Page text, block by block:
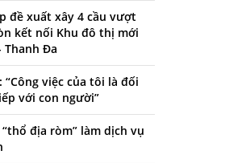
đề xuất xây 4 cầu vượt
kết nối Khu đô thị mới
Thanh Đa
“Công việc của tôi là đối
với con người”
“thổ địa ròm” làm dịch vụ